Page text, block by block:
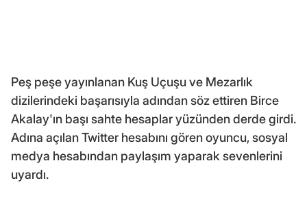
Peş peşe yayınlanan Kuş Uçuşu ve Mezarlık
dizilerindeki başarısıyla adından söz ettiren Birce
Akalay'ın başı sahte hesaplar yüzünden derde girdi.
Adına açılan Twitter hesabını gören oyuncu, sosyal
medya hesabından paylaşım yaparak sevenlerini
uyardı.